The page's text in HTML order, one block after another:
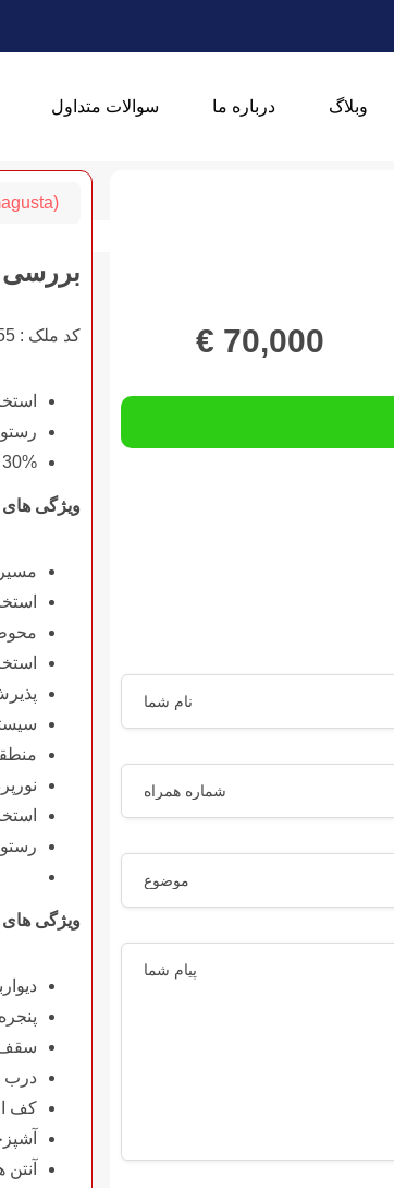
وبلاگ درباره ما سوالات متداول
70,000
€
بررسی
کد ملک : 25255
30% پیش پرداخت 70% اقساط تا دریافت کلید
ویژگی
ویژگی
درب
کف